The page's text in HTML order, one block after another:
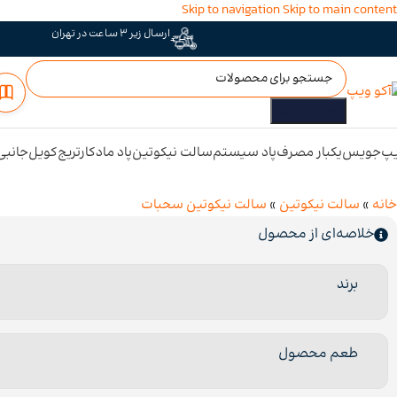
Skip to navigationSkip to main content
ارسال زیر 3 ساعت در تهران
جویسیکبار مصرفپاد سیستمسالت نیکوتینپاد مادکارتریجکویل
خانه » سالت نیکوتین » سالت نیکوتین سحبات
خلاصه‌ای از محصول
برند
طعم محصول